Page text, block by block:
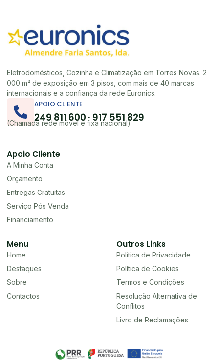
Eletrodomésticos, Cozinha e Climatização em Torres Novas. 2
000 m² de exposição em 3 pisos, com mais de 40 marcas
internacionais e a confiança da rede Euronics.
APOIO CLIENTE
249 811 600 · 917 551 829
(Chamada rede móvel e fixa nacional)
Apoio Cliente
A Minha Conta
Orçamento
Entregas Gratuitas
Serviço Pós Venda
Financiamento
Menu
Home
Destaques
Sobre
Contactos
Outros Links
Política de Privacidade
Política de Cookies
Termos e Condições
Resolução Alternativa de
Conflitos
Livro de Reclamações